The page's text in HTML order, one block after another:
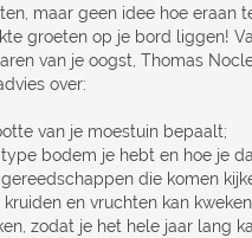
maar geen idee hoe eraan
groeten op je bord liggen!
van je oogst, Thomas
over:
van je moestuin bepaalt;
bodem je hebt en hoe je
die komen
en vruchten kan
zodat je het hele jaar lang